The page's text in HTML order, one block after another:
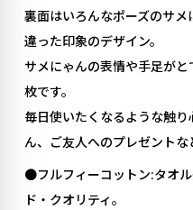
裏面はいろんなポーズのサ
違った印象のデザイン。
サメにゃんの表情や手足が
枚です。
毎日使いたくなるような触
ん、ご友人へのプレゼントな
●フルフィーコットン:タオ
ド・クオリティ。